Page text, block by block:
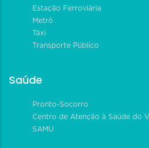
Estação Ferroviária
Metrô
Táxi
Transporte Público
Saúde
Pronto-Socorro
Centro de Atenção à Saúde do
SAMU